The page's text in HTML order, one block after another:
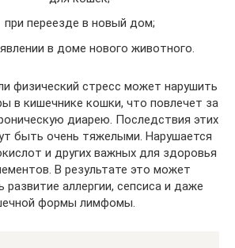
при переезде в новый дом;
в доме нового животного.
физический стресс может нарушить
в кишечнике кошки, что повлечет за
диарею. Последствия этих
быть очень тяжелыми. Нарушается
и других важных для здоровья
В результате это может
развитие аллергии, сепсиса и даже
формы лимфомы.